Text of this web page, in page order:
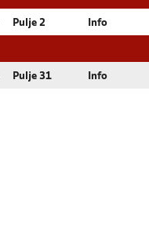
Pulje 2 Info
Pulje 31 Info